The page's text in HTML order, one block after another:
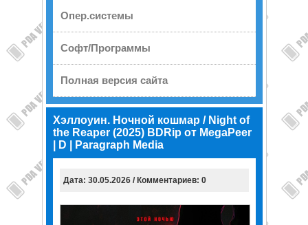
Опер.системы
Софт/Программы
Полная версия сайта
Хэллоуин. Ночной кошмар / Night of
the Reaper (2025) BDRip от MegaPeer
| D | Paragraph Media
Дата: 30.05.2026 / Комментариев: 0